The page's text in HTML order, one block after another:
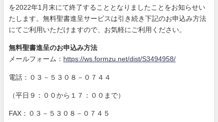
を2022年1月末にて終了することとなりましたことをお知らせい
たします。無料聖書進呈サービスは引き続き下記のお申込み方法
にてご利用いただけますので、お気軽にご利用ください。
無料聖書進呈のお申込み方法
メールフォーム： https://ws.formzu.net/dist/S3494958/
電話：０３－５３０８－０７４４
（平日９：００から１７：００まで）
FAX：０３－５３０８－０７４５